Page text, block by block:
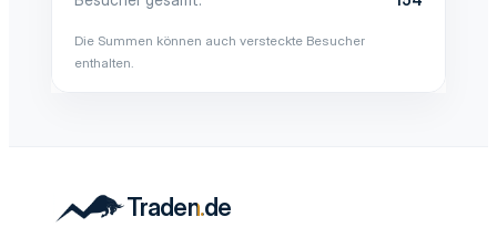
Die Summen können auch versteckte Besucher
enthalten.